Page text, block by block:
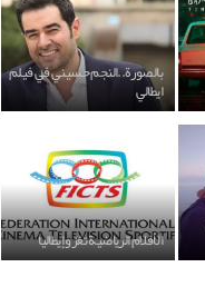
بالصورة..النجم حسيني في فيلم
ايطالي
الأفلام الرياضية تغزو إيطاليا